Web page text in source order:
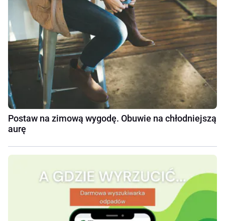
Postaw na zimową wygodę. Obuwie na chłodniejszą
aurę